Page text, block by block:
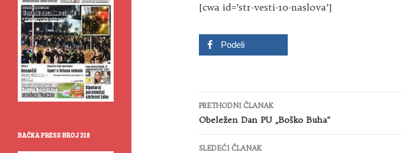
[cwa id=’str-vesti-10-naslova’]
Podeli
Kretanje
članaka
PRETHODNI ČLANAK
Obeležen Dan PU „Boško Buha“
SLEDEĆI ČLANAK
BAČKA PRESS BROJ 218